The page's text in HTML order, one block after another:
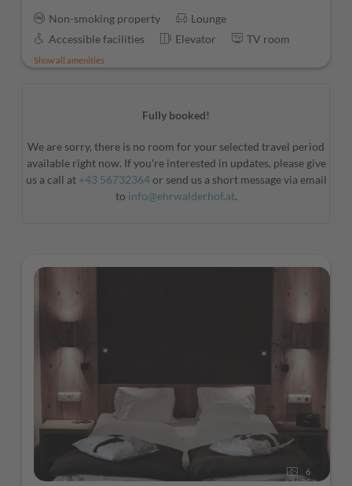
Non-smoking property
Lounge
Accessible facilities
Elevator TV room
Show all amenities
Fully booked!
We are sorry, there is no room for your selected travel period
available right now. If you're interested in updates, please give
us a call at +43 56732364or send us a short message via email
to info@ehrwalderhof.at.
6